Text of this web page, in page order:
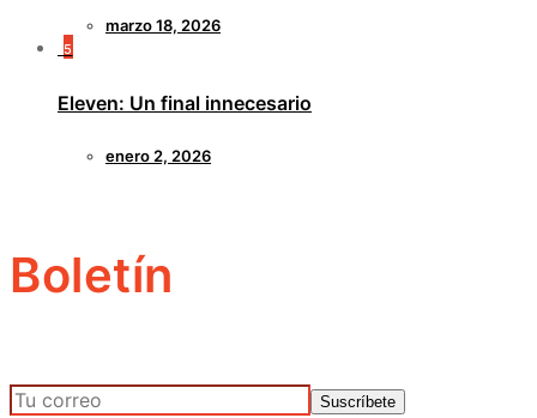
marzo 18, 2026
5
Eleven: Un final innecesario
enero 2, 2026
Boletín